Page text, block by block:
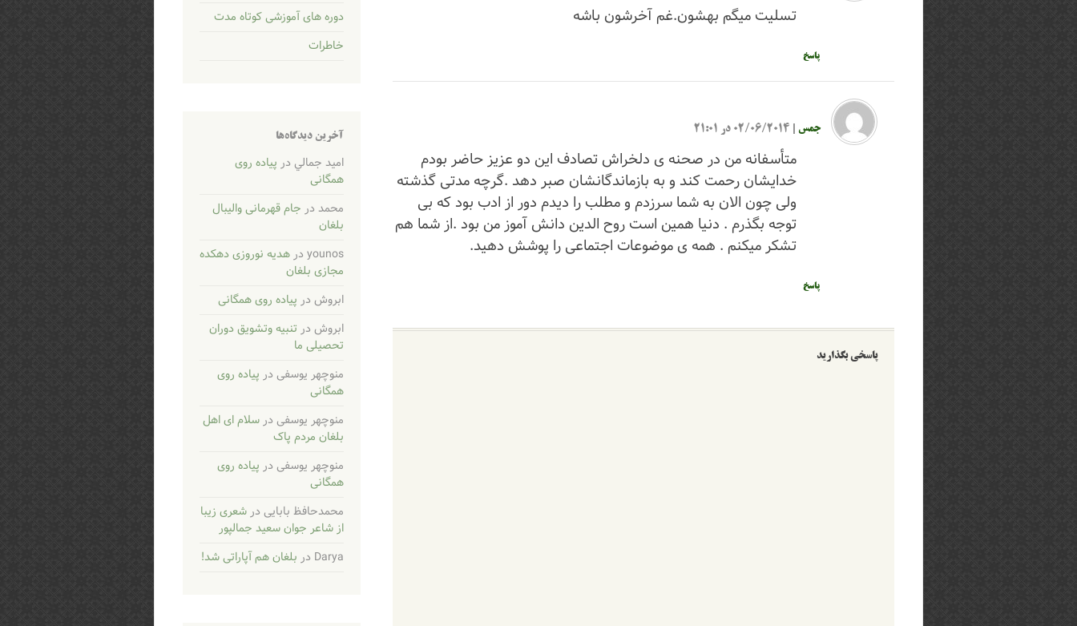
تسلیت میگم بهشون.غم آخرشون باشه
پاسخ
جمس 02/06/2014 در 21:01
متأسفانه من در صحنه ی دلخراش تصادف این دو عزیز حاضر بودم
خدایشان رحمت کند و به بازماندگانشان صبر دهد .گرچه مدتی گذشته
ولی چون الان به شما سرزدم و مطلب را دیدم دور از ادب بود که بی
توجه بگذرم . دنیا همین است روح الدین دانش آموز من بود .از شما هم
تشکر میکنم . همه ی موضوعات اجتماعی را پوشش دهید.
پاسخ
پاسخی بگذارید
دوره های آموزشی کوتاه مدت
خاطرات
آخرین دیدگاه‌ها
اميد جمالي در پیاده روی
همگانی
محمد در جام قهرمانی والیبال
بلغان
younos درهدیه نوروزی دهکده
مجازی بلغان
ابروش در پیاده روی همگانی
ابروش در تنبیه وتشویق دوران
تحصیلی ما
منوچهر یوسفی در پیاده روی
همگانی
منوچهر یوسفی درسلام ای اهل
بلغان مردم پاک
منوچهر یوسفی در پیاده روی
همگانی
محمدحافظ بابایی درشعری زیبا
از شاعر جوان سعید جمالپور
Darya در بلغان هم آپاراتی شد!